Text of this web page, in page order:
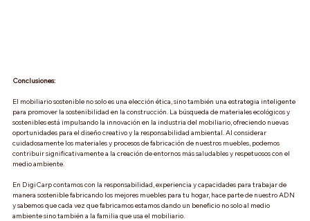
Conclusiones:
El mobiliario sostenible no solo es una elección ética, sino también una estrategia inteligente
para promover la sostenibilidad en la construcción. La búsqueda de materiales ecológicos y
sostenibles está impulsando la innovación en la industria del mobiliario, ofreciendo nuevas
oportunidades para el diseño creativo y la responsabilidad ambiental. Al considerar
cuidadosamente los materiales y procesos de fabricación de nuestros muebles, podemos
contribuir significativamente a la creación de entornos más saludables y respetuosos con el
medio ambiente.
En DigiCarp contamos con la responsabilidad, experiencia y capacidades para trabajar de
manera sostenible fabricando los mejores muebles para tu hogar, hace parte de nuestro ADN
y sabemos que cada vez que fabricamos estamos dando un beneficio no solo al medio
ambiente sino también a la familia que usa el mobiliario.